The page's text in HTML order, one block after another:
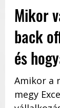
Huszti
Mikor
back
és
Amikor a